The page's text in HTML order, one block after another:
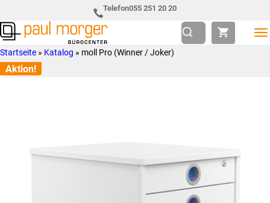
Hauptnavigation
springen
to
main
content
Telefon055 251 20 20
Paul
Morger
so
individuell
Startseite » Katalog » moll Pro (Winner / Joker)
Aktion!